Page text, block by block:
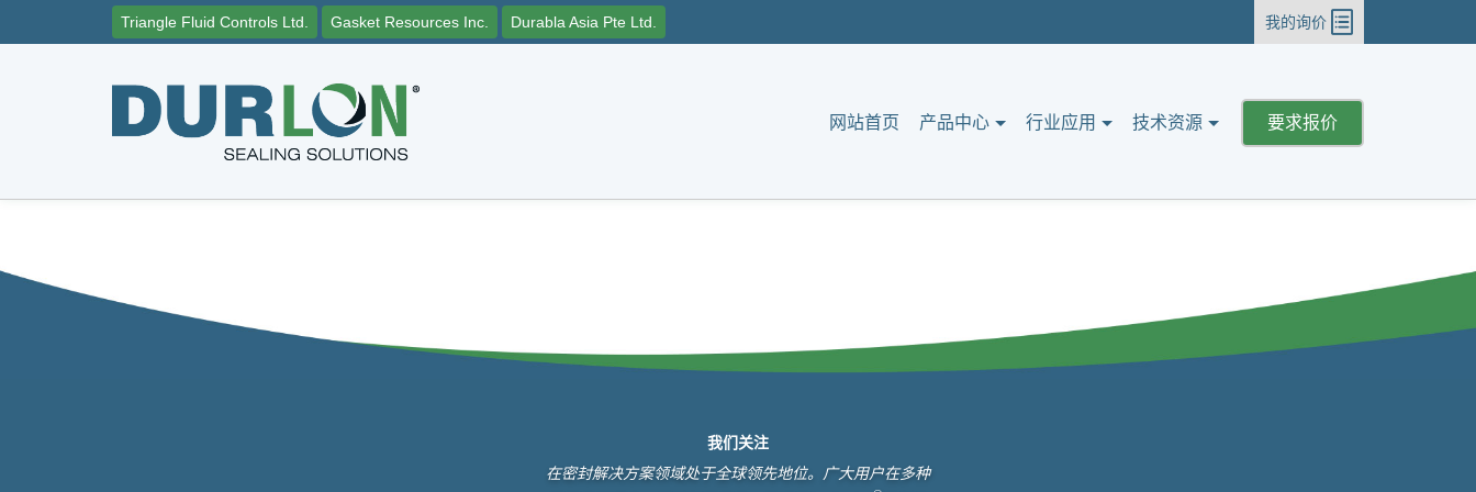
Triangle Fluid Controls Ltd. Gasket Resources Inc. Durabla Asia Pte Ltd. 我的询价
要求报价
网站首页 产品中心 行业应用 技术资源
我们关注
在密封解决方案领域处于全球领先地位。广大用户在多种